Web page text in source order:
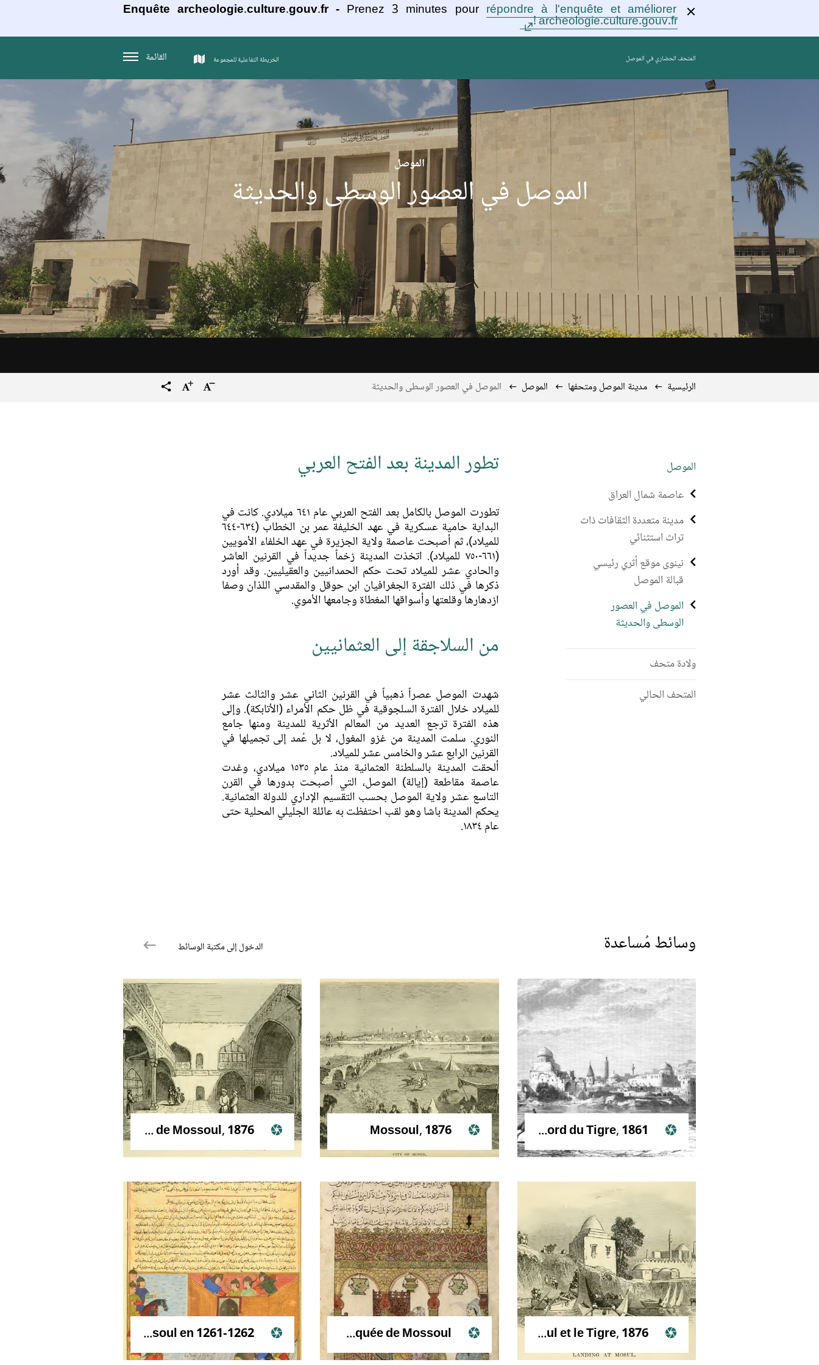
Enquête archeologie.culture.gouv.fr - Prenez 3 minutes pour répondre à l'enquête et améliorer
archeologie.culture.gouv.fr !
المتحف الحضاري في الموصل الخريطة التفاعلية للمجموعة القائمة
الموصل
الموصل في العصور الوسطى والحديثة
الرئيسية مدينة الموصل ومتحفها الموصل الموصل في العصور الوسطى والحديثة
تصغيرزيادة terms_trans.social.share
الموصل
عاصمة شمال العراق
مدينة متعددة الثقافات ذات
تراث استثنائي
نينوى موقع أثري رئيسي
قبالة الموصل
الموصل في العصور
الوسطى والحديثة
ولادة متحف
المتحف الحالي
تطور المدينة بعد الفتح العربي
تطورت الموصل بالكامل بعد الفتح العربي عام ٦٤١ ميلادي. كانت في
البداية حامية عسكرية في عهد الخليفة عمر بن الخطاب (٦٣٤-٦٤٤
للميلاد)، ثم أصبحت عاصمة ولاية الجزيرة في عهد الخلفاء الأمويين
(٦٦١-٧٥٠ للميلاد). اتخذت المدينة زخماً جديداً في القرنين العاشر
والحادي عشر للميلاد تحت حكم الحمدانيين والعقيليين. وقد أورد
ذكرها في ذلك الفترة الجغرافيان ابن حوقل والمقدسي اللذان وصفا
ازدهارها وقلعتها وأسواقها المغطاة وجامعها الأموي.
من السلاجقة إلى العثمانيين
شهدت الموصل عصراً ذهبياً في القرنين الثاني عشر والثالث عشر
للميلاد خلال الفترة السلجوقية في ظل حكم الأمراء (الأتابكة). وإلى
هذه الفترة ترجع العديد من المعالم الأثرية للمدينة ومنها جامع
النوري. سلمت المدينة من غزو المغول، لا بل عُمد إلى تجميلها في
القرنين الرابع عشر والخامس عشر للميلاد.
ألحقت المدينة بالسلطنة العثمانية منذ عام ١٥٣٥ ميلادي، وغدت
عاصمة مقاطعة (إيالة) الموصل، التي أصبحت بدورها في القرن
التاسع عشر ولاية الموصل بحسب التقسيم الإداري للدولة العثمانية.
يحكم المدينة باشا وهو لقب احتفظت به عائلة الجليلي المحلية حتى
عام ١٨٣٤.
وسائط مُساعدة الدخول إلى مكتبة الوسائط
Mossoul au bord du Tigre, 1861
Mossoul, 1876
Intérieur d’une maison de Mossoul, 1876
Mossoul et le Tigre, 1876
Séance d’al Hariri dans une mosquée de Mossoul
Le siège de Mossoul en 1261-1262